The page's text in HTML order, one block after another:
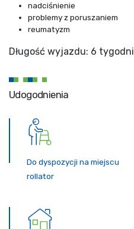
nadciśnienie
problemy z poruszaniem
reumatyzm
Długość wyjazdu: 6 tygodni
Udogodnienia
Do dyspozycji na miejscu
rollator